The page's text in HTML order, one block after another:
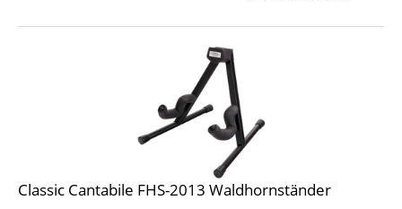
Classic Cantabile FHS-2013 Waldhornständer